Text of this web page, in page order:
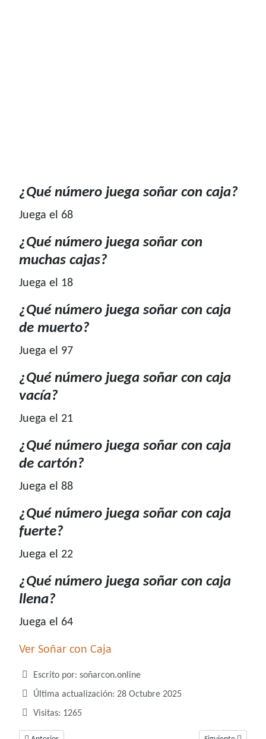
¿Qué número juega soñar con caja?
Juega el 68
¿Qué número juega soñar con
muchas cajas?
Juega el 18
¿Qué número juega soñar con caja
de muerto?
Juega el 97
¿Qué número juega soñar con caja
vacía?
Juega el 21
¿Qué número juega soñar con caja
de cartón?
Juega el 88
¿Qué número juega soñar con caja
fuerte?
Juega el 22
¿Qué número juega soñar con caja
llena?
Juega el 64
Ver Soñar con Caja
Detalles
Escrito por: soñarcon.online
Última actualización: 28 Octubre 2025
Visitas: 1265